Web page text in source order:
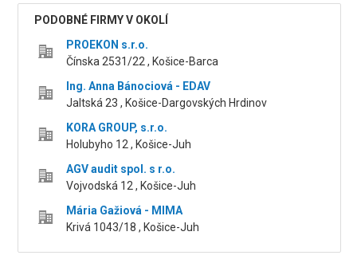
PODOBNÉ FIRMY V OKOLÍ
PROEKON s.r.o.
Čínska 2531/22 , Košice-Barca
Ing. Anna Bánociová - EDAV
Jaltská 23 , Košice-Dargovských Hrdinov
KORA GROUP, s.r.o.
Holubyho 12 , Košice-Juh
AGV audit spol. s r.o.
Vojvodská 12 , Košice-Juh
Mária Gažiová - MIMA
Krivá 1043/18 , Košice-Juh